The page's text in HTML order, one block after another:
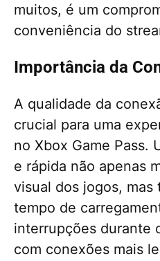
muitos, é um
conveniência do
Importância da
A qualidade da
crucial para uma
no Xbox Game Pass.
e rápida não apenas
visual dos jogos, mas
tempo de
interrupções durante
com conexões mais